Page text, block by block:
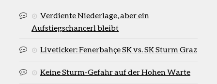
Verdiente Niederlage, aber ein
Aufstiegschancerl bleibt
Liveticker: Fenerbahçe SK vs. SK Sturm Graz
Keine Sturm-Gefahr auf der Hohen Warte